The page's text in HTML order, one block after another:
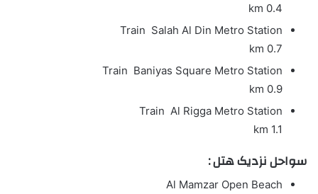
0.4 km
Train Salah Al Din Metro Station
0.7 km
Train Baniyas Square Metro Station
0.9 km
Train Al Rigga Metro Station
1.1 km
سواحل نزدیک هتل :
Al Mamzar Open Beach